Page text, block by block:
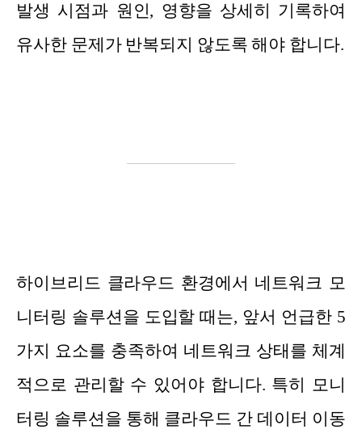
발생 시점과 원인, 영향을 상세히 기록하여
유사한 문제가 반복되지 않도록 해야 합니다.
하이브리드 클라우드 환경에서 네트워크 모
니터링 솔루션을 도입할 때는, 앞서 언급한 5
가지 요소를 충족하여 네트워크 상태를 체계
적으로 관리할 수 있어야 합니다. 특히 모니
터링 솔루션을 통해 클라우드 간 데이터 이동